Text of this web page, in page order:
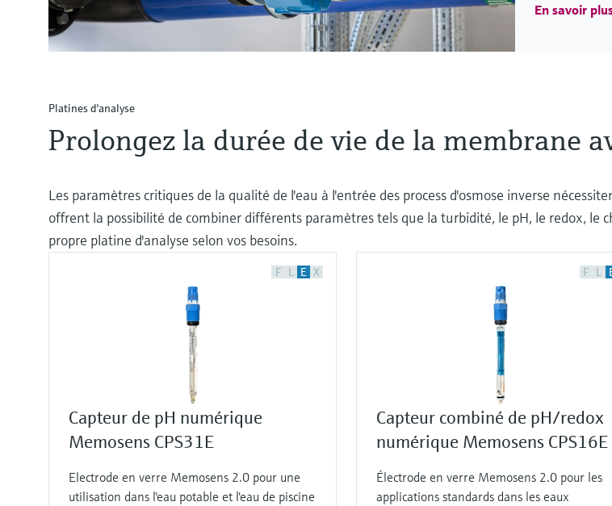
En savoir
Platines d'analyse
Prolongez la durée de vie de la membrane
Les paramètres critiques de la qualité de l'eau à l'entrée des process d'osmose inverse
offrent la possibilité de combiner différents paramètres tels que la turbidité, le pH, le redox, le
propre platine d'analyse selon vos besoins.
F L E X
Capteur de pH numérique
Memosens CPS31E
Electrode en verre Memosens 2.0 pour une
utilisation dans l'eau potable et l'eau de piscine
F L
Capteur combiné de pH/redox
numérique Memosens CPS16E
Électrode en verre Memosens 2.0 pour les
applications standards dans les eaux